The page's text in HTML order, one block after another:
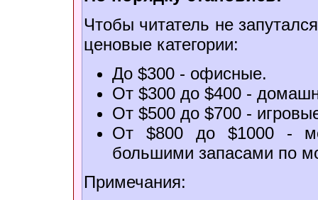
Чтобы читатель не
ценовые категории:
До $300 - офисные.
От $300 до $400 -
От $500 до $700 -
От $800 до $1000 -
большими запасами по
Примечания: